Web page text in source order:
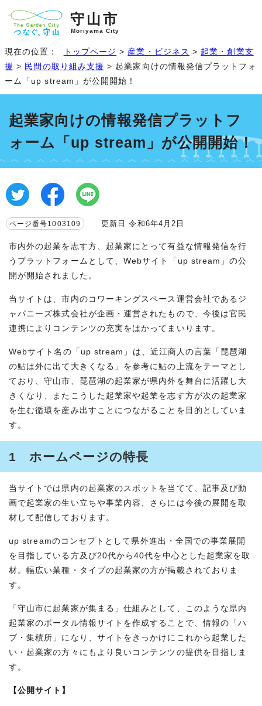
守山市
Moriyama City
現在の位置： トップページ > 産業・ビジネス > 起業・創業支
援 > 民間の取り組み支援 > 起業家向けの情報発信プラットフォ
ーム「up stream」が公開開始！
起業家向けの情報発信プラットフ
ォーム「up stream」が公開開始！
ページ番号1003109 更新日 令和6年4月2日
市内外の起業を志す方、起業家にとって有益な情報発信を行
うプラットフォームとして、Webサイト「up stream」の公
開が開始されました。
当サイトは、市内のコワーキングスペース運営会社であるジ
ャパニーズ株式会社が企画・運営されたもので、今後は官民
連携によりコンテンツの充実をはかってまいります。
Webサイト名の「up stream」は、近江商人の言葉「琵琶湖
の鮎は外に出て大きくなる」を参考に鮎の上流をテーマとし
ており、守山市、琵琶湖の起業家が県内外を舞台に活躍し大
きくなり、またこうした起業家や起業を志す方が次の起業家
を生む循環を産み出すことにつながることを目的としていま
す。
1 ホームページの特長
当サイトでは県内の起業家のスポットを当てて、記事及び動
画で起業家の生い立ちや事業内容、さらには今後の展開を取
材して配信しております。
up streamのコンセプトとして県外進出・全国での事業展開
を目指している方及び20代から40代を中心とした起業家を取
材。幅広い業種・タイプの起業家の方が掲載されておりま
す。
「守山市に起業家が集まる」仕組みとして、このような県内
起業家のポータル情報サイトを作成することで、情報の「ハ
ブ・集積所」になり、サイトをきっかけにこれから起業した
い・起業家の方々にもより良いコンテンツの提供を目指しま
す。
【公開サイト】